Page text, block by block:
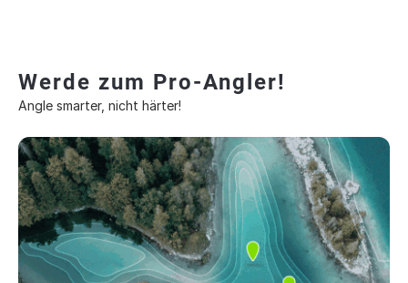
Werde zum Pro-Angler!
Angle smarter, nicht härter!